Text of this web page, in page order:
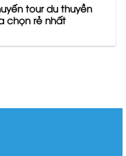
tour du thuyền
chọn rẻ nhất